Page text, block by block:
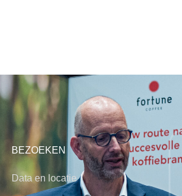
BEZOEKEN
Data en locatie